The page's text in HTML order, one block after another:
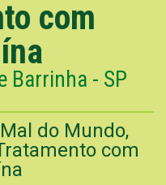
com
Barrinha - SP
do Mundo,
com